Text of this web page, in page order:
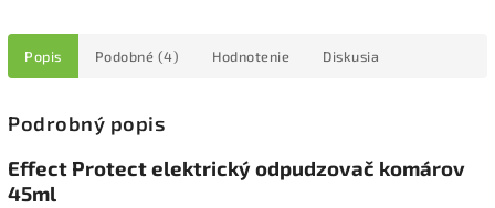
Popis Podobné (4) Hodnotenie Diskusia
Podrobný popis
Effect Protect elektrický odpudzovač komárov
45ml